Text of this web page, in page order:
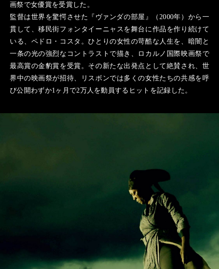
画祭で女優賞を受賞した。
監督は世界を驚愕させた『ヴァンダの部屋』（2000年）から一
貫して、移民街フォンタイーニャスを舞台に作品を作り続けて
いる、ペドロ・コスタ。ひとりの女性の苛酷な人生を、暗闇と
一条の光の強烈なコントラストで描き、ロカルノ国際映画祭で
最高賞の金豹賞を受賞。その新たな出発点として絶賛され、世
界中の映画祭が招待、リスボンでは多くの女性たちの共感を呼
び公開わずか1ヶ月で2万人を動員するヒットを記録した。